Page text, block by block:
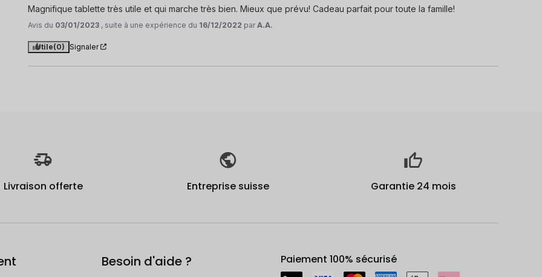
Magnifique tablette très utile et qui marche très bien. Mieux que prévu! Cadeau parfait pour toute la famille!
Avis du 03/01/2023 , suite à une expérience du 16/12/2022 parA.A.
Utile(0) Signaler
Livraison offerte Entreprise suisse Garantie 24 mois
Besoin d'aide ? Paiement 100% sécurisé